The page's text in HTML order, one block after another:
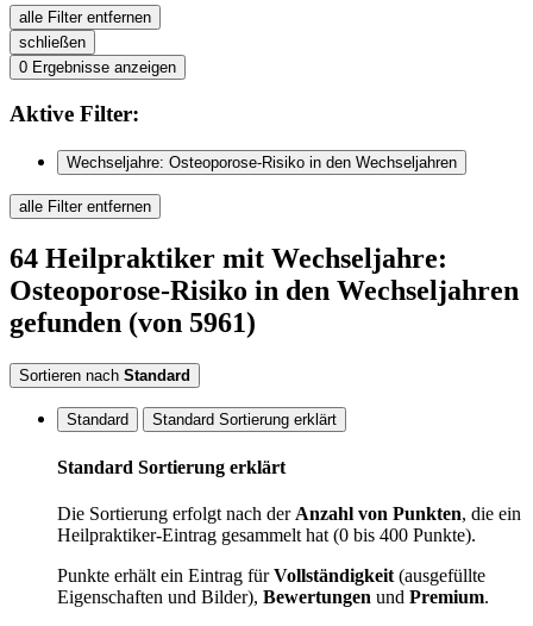
alle Filter entfernen
schließen
0 Ergebnisse anzeigen
Aktive Filter:
Wechseljahre: Osteoporose-Risiko in den Wechseljahren
alle Filter entfernen
64 Heilpraktiker mit Wechseljahre:
Osteoporose-Risiko in den Wechseljahren
gefunden (von 5961)
Sortieren nach Standard
Standard Standard Sortierung erklärt
Standard Sortierung erklärt
Die Sortierung erfolgt nach derAnzahl von Punkten, die ein
Heilpraktiker-Eintrag gesammelt hat (0 bis 400 Punkte).
Punkte erhält ein Eintrag fürVollständigkeit(ausgefüllte
Eigenschaften und Bilder), Bewertungen und Premium.